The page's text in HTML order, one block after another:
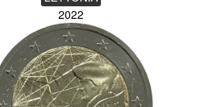
2022